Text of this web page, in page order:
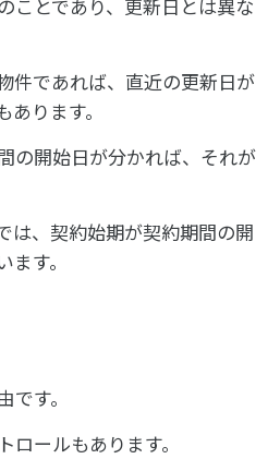
ことであり、更新日とは異な
件であれば、直近の更新日が
ります。
の開始日が分かれば、それが
は、契約始期が契約期間の開
す。
す。
ールもあります。